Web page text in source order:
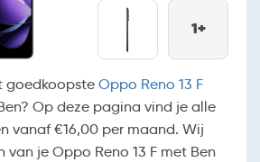
1+
goedkoopste Oppo Reno 13 F
Op deze pagina vind je alle
vanaf €16,00 per maand. Wij
van je Oppo Reno 13 F met Ben